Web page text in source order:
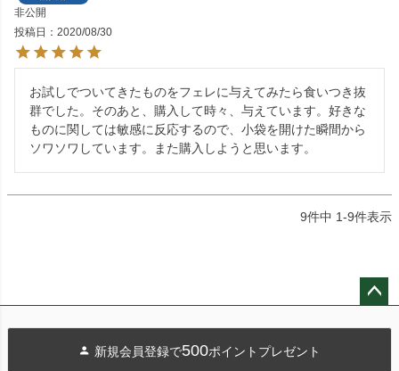
非公開
投稿日
2020/08/30
お試しでついてきたものをフェレに与えてみたら食いつき抜
群でした。そのあと、購入して時々、与えています。好きな
ものに関しては敏感に反応するので、小袋を開けた瞬間から
ソワソワしています。また購入しようと思います。
9件中 1-9件表示
新規会員登録で500ポイントプレゼント